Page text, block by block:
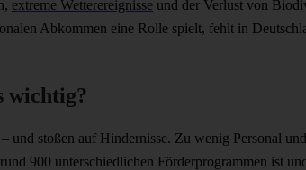
extreme Wetterereignisse und der Verlust von
Abkommen eine Rolle spielt, fehlt in
wichtig?
stoßen auf Hindernisse. Zu wenig Personal
900 unterschiedlichen Förderprogrammen ist